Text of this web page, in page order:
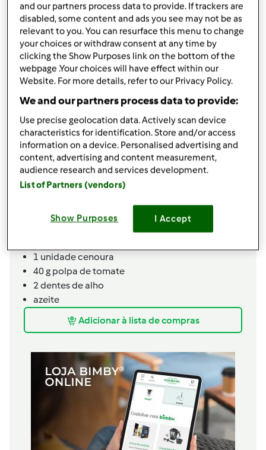
Ingredientes
massa com frango , com molho (
saudável )
1unidadecebola
1folhalouro
c. chá cheia de sal
q.b.pimenta,(opcional)
gágua
1 unidadecenoura
40g polpa de tomate
2dentes de alho
azeite
Adicionar à lista de compras
and our partners process data to provide. If trackers are
disabled, some content and ads you see may not be as
relevant to you. You can resurface this menu to change
your choices or withdraw consent at any time by
clicking the Show Purposes link on the bottom of the
webpage .Your choices will have effect within our
Website. For more details, refer to our Privacy Policy.
We and our partners process data to provide:
Use precise geolocation data. Actively scan device
characteristics for identification. Store and/or access
information on a device. Personalised advertising and
content, advertising and content measurement,
audience research and services development.
List of Partners (vendors)
Show Purposes I Accept